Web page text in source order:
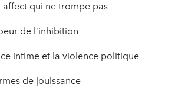
affect qui ne trompe pas
de l’inhibition
intime et la violence politique
de jouissance